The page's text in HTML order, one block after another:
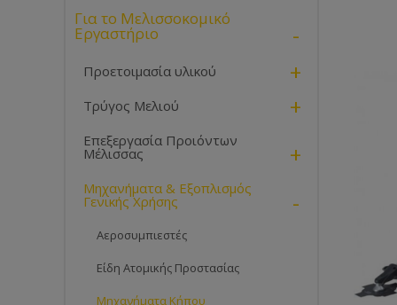
Για το Μελισσοκομικό
Εργαστήριο -
Προετοιμασία υλικού +
Τρύγος Μελιού +
Επεξεργασία Προιόντων
Μέλισσας +
Μηχανήματα & Εξοπλισμός
Γενικής Χρήσης -
Αεροσυμπιεστές
Είδη Ατομικής Προστασίας
Μηχανήματα Κήπου